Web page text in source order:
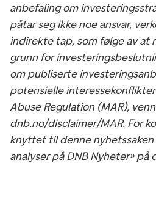
anbefaling om
påtar seg ikke noe ansvar,
indirekte tap, som følge av at
grunn for
om publiserte
potensielle
Abuse Regulation (MAR),
dnb.no/disclaimer/MAR. For
knyttet til denne nyhetssaken
analyser på DNB Nyheter» på